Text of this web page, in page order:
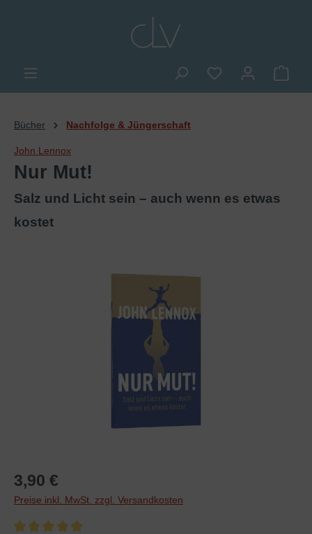
Du hast 0
Bücher Nachfolge & Jüngerschaft
John Lennox
Nur Mut!
Salz und Licht sein – auch wenn es etwas
kostet
3,90 €
Preise inkl. MwSt. zzgl. Versandkosten